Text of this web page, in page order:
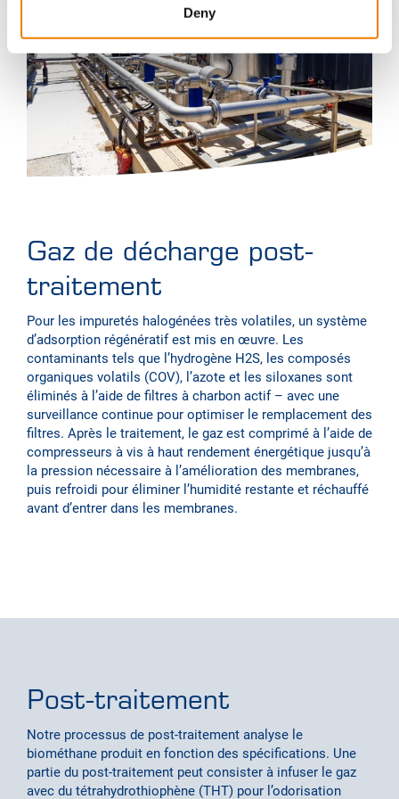
Deny
Gaz de décharge post-
traitement
Pour les impuretés halogénées très volatiles, un système
d’adsorption régénératif est mis en œuvre. Les
contaminants tels que l’hydrogène H2S, les composés
organiques volatils (COV), l’azote et les siloxanes sont
éliminés à l’aide de filtres à charbon actif – avec une
surveillance continue pour optimiser le remplacement des
filtres. Après le traitement, le gaz est comprimé à l’aide de
compresseurs à vis à haut rendement énergétique jusqu’à
la pression nécessaire à l’amélioration des membranes,
puis refroidi pour éliminer l’humidité restante et réchauffé
avant d’entrer dans les membranes.
Post-traitement
Notre processus de post-traitement analyse le
biométhane produit en fonction des spécifications. Une
partie du post-traitement peut consister à infuser le gaz
avec du tétrahydrothiophène (THT) pour l’odorisation